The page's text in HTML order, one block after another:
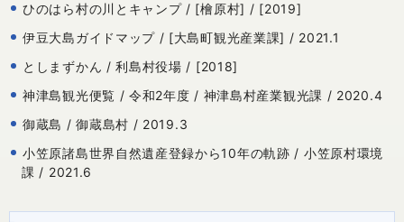
ひのはら村の川とキャンプ / [檜原村] / [2019]
伊豆大島ガイドマップ / [大島町観光産業課] / 2021.1
としまずかん / 利島村役場 / [2018]
神津島観光便覧 / 令和2年度 / 神津島村産業観光課 / 2020.4
御蔵島 / 御蔵島村 / 2019.3
小笠原諸島世界自然遺産登録から10年の軌跡 / 小笠原村環境
課 / 2021.6